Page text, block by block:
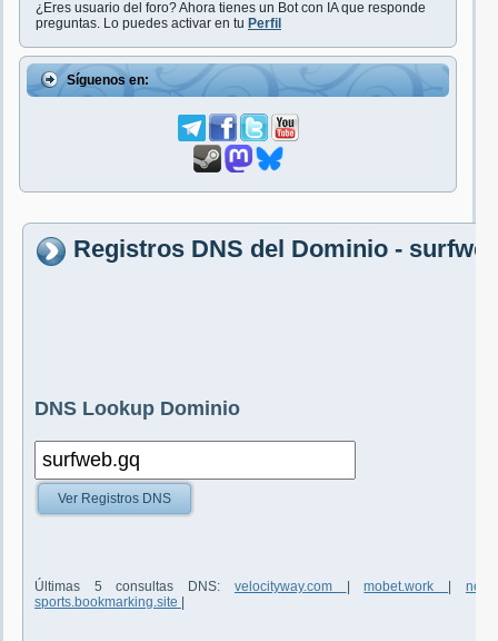
¿Eres usuario del foro? Ahora tienes un Bot con IA que responde
preguntas. Lo puedes activar en tu Perfil
Síguenos en:
Registros DNS del Dominio -
DNS Lookup Dominio
Ver Registros DNS
Últimas 5 consultas DNS: velocityway.com |mobet.work
sports.bookmarking.site